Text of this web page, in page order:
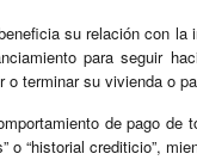
su relación con
para seguir
terminar su vivienda o
de pago
o “historial crediticio”,